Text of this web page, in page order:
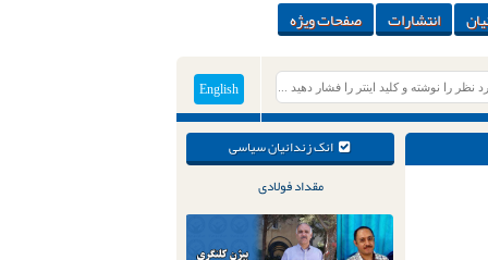
انتشارات صفحات ویژه
English
انک زندانیان سیاسی
مقداد فولادی